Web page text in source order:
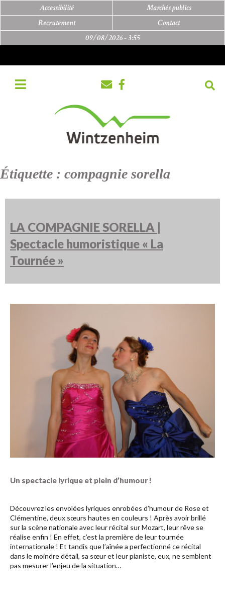
Accessibilité
Marchés publics
Recrutement
Contact
09/08/2026 -3:55
Étiquette : compagnie sorella
LA COMPAGNIE SORELLA |
Spectacle humoristique « La
Tournée »
Un spectacle lyrique et plein d’humour !
Découvrez les envolées lyriques enrobées d’humour de Rose et
Clémentine, deux sœurs hautes en couleurs ! Après avoir brillé
sur la scène nationale avec leur récital sur Mozart, leur rêve se
réalise enfin ! En effet, c’est la première de leur tournée
internationale ! Et tandis que l’aînée a perfectionné ce récital
dans le moindre détail, sa sœur et leur pianiste, eux, ne semblent
pas mesurer l’enjeu de la situation…